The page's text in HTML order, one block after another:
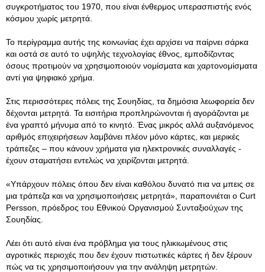
συγκροτήματος του 1970, που είναι ένθερμος υπερασπιστής ενός
κόσμου χωρίς μετρητά.
Το περίγραμμα αυτής της κοινωνίας έχει αρχίσει να παίρνει σάρκα
και οστά σε αυτό το υψηλής τεχνολογίας έθνος, εμποδίζοντας
όσους προτιμούν να χρησιμοποιούν νομίσματα και χαρτονομίσματα
αντί για ψηφιακό χρήμα.
Στις περισσότερες πόλεις της Σουηδίας, τα δημόσια λεωφορεία δεν
δέχονται μετρητά. Τα εισιτήρια προπληρώνονται ή αγοράζονται με
ένα γραπτό μήνυμα από το κινητό. Ένας μικρός αλλά αυξανόμενος
αριθμός επιχειρήσεων λαμβάνει πλέον μόνο κάρτες, και μερικές
τράπεζες – που κάνουν χρήματα για ηλεκτρονικές συναλλαγές -
έχουν σταματήσει εντελώς να χειρίζονται μετρητά.
«Υπάρχουν πόλεις όπου δεν είναι καθόλου δυνατό πια να μπεις σε
μια τράπεζα και να χρησιμοποιήσεις μετρητά», παραπονιέται ο Curt
Persson, πρόεδρος του Εθνικού Οργανισμού Συνταξιούχων της
Σουηδίας.
Λέει ότι αυτό είναι ένα πρόβλημα για τους ηλικιωμένους στις
αγροτικές περιοχές που δεν έχουν πιστωτικές κάρτες ή δεν ξέρουν
πώς να τις χρησιμοποιήσουν για την ανάληψη μετρητών.